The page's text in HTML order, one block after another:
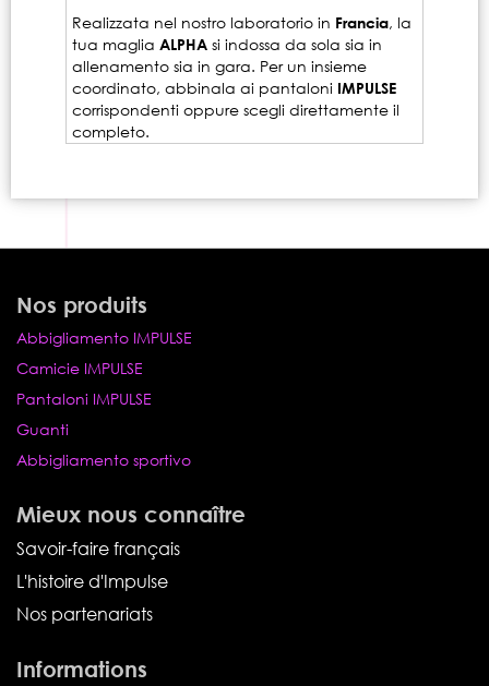
Realizzata nel nostro laboratorio in Francia, la
tua maglia ALPHA si indossa da sola sia in
allenamento sia in gara. Per un insieme
coordinato, abbinala ai pantaloni IMPULSE
corrispondenti oppure scegli direttamente il
completo.
Nos produits
Abbigliamento IMPULSE
Camicie IMPULSE
Pantaloni IMPULSE
Guanti
Abbigliamento sportivo
Mieux nous connaître
Savoir-faire français
L'histoire d'Impulse
Nos partenariats
Informations